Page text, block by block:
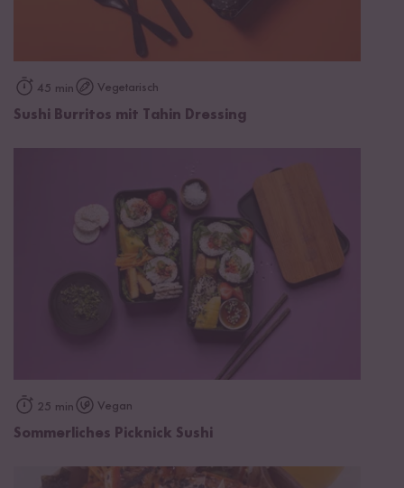
45 min Vegetarisch
Sushi Burritos mit Tahin Dressing
25 min Vegan
Sommerliches Picknick Sushi